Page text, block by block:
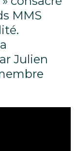
MMS
Julien